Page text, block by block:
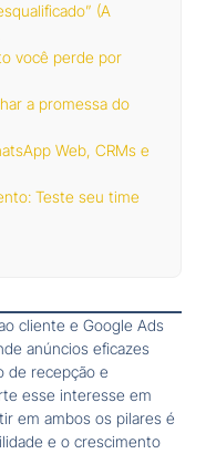
(A
você perde por
a promessa do
Web, CRMs e
Teste seu time
cliente e Google Ads
anúncios eficazes
de recepção e
esse interesse em
em ambos os pilares é
e o crescimento